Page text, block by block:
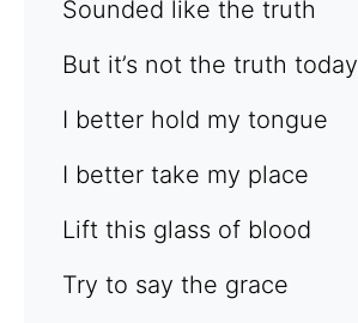
Sounded like the truth
But it’s not the truth today
I better hold my tongue
I better take my place
Lift this glass of blood
Try to say the grace